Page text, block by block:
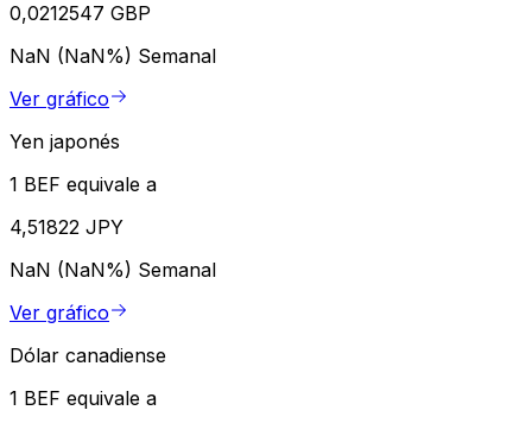
0,0212547 GBP
NaN (NaN%) Semanal
Ver gráfico
Yen japonés
1 BEF equivale a
4,51822 JPY
NaN (NaN%) Semanal
Ver gráfico
Dólar canadiense
1 BEF equivale a